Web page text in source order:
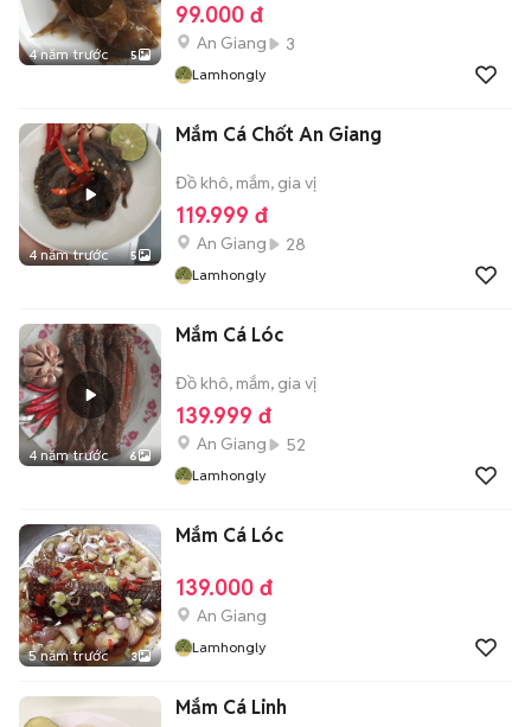
4 năm trước 5
99.000 đ
An Giang 3
Lamhongly
4 năm trước 5
Mắm Cá Chốt An Giang
Đồ khô, mắm, gia vị
119.999 đ
An Giang 28
Lamhongly
4 năm trước 6
Mắm Cá Lóc
Đồ khô, mắm, gia vị
139.999 đ
An Giang 52
Lamhongly
5 năm trước 3
Mắm Cá Lóc
139.000 đ
An Giang
Lamhongly
Mắm Cá Linh